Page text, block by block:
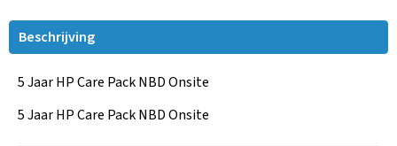
Beschrijving
5 Jaar HP Care Pack NBD Onsite
5 Jaar HP Care Pack NBD Onsite